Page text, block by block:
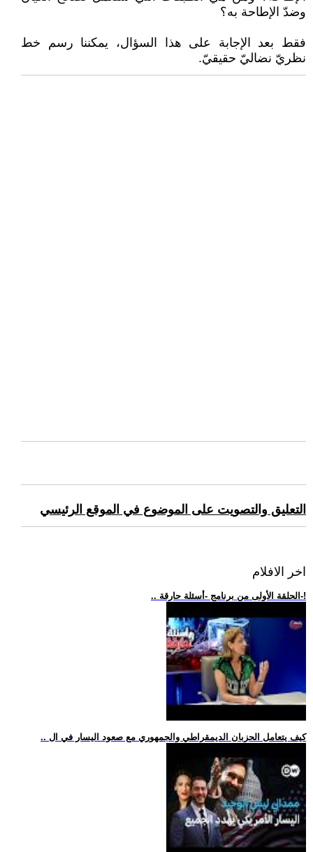
وضدّ الإطاحة به؟
فقط بعد الإجابة على هذا السؤال، يمكننا رسم خط
نظريّ نضاليّ حقيقيّ.
التعليق والتصويت على الموضوع في الموقع الرئيسي
اخر الافلام
.. الحلقة الأولى من برنامج -أسئلة حارقة-!
.. كيف يتعامل الحزبان الديمقراطي والجمهوري مع صعود اليسار في ال